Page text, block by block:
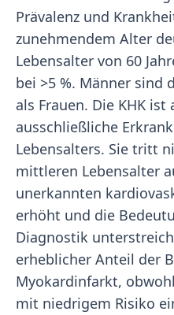
Prävalenz und
zunehmendem Alter
Lebensalter von 60
bei >5 %. Männer sind
als Frauen. Die KHK
ausschließliche
Lebensalters. Sie tritt
mittleren Lebensalter
unerkannten
erhöht und die
Diagnostik
erheblicher Anteil der
Myokardinfarkt,
mit niedrigem Risiko